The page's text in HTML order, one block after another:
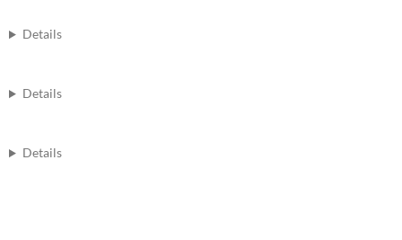
Details
Details
Details